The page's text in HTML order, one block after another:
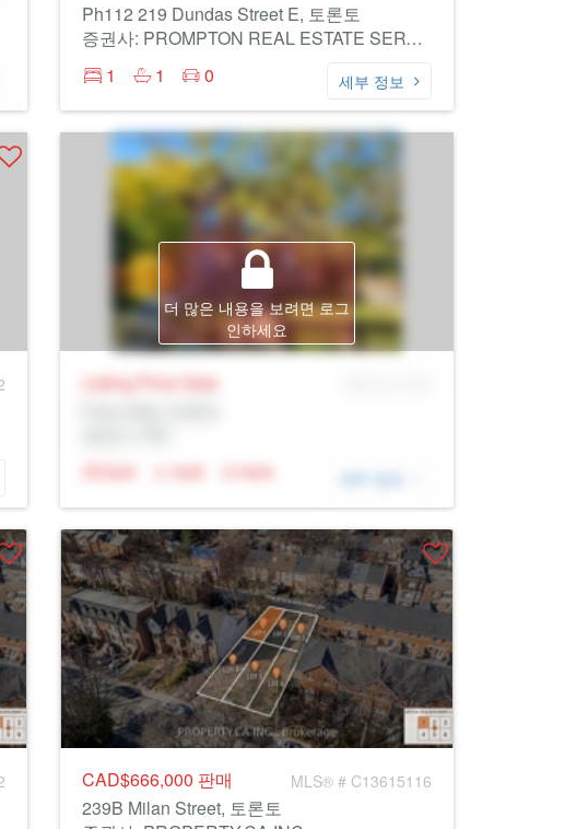
Ph112 219 Dundas Street E, 토론토
증권사: PROMPTON REAL ESTATE SERVICES CORP.
1
1 0 세부 정보
더 많은 내용을 보려면 로그
인하세요
Listing Price Sale
N/A
N/A N/A
CAD$666,000 판매 MLS® # C13615116
239B Milan Street, 토론토